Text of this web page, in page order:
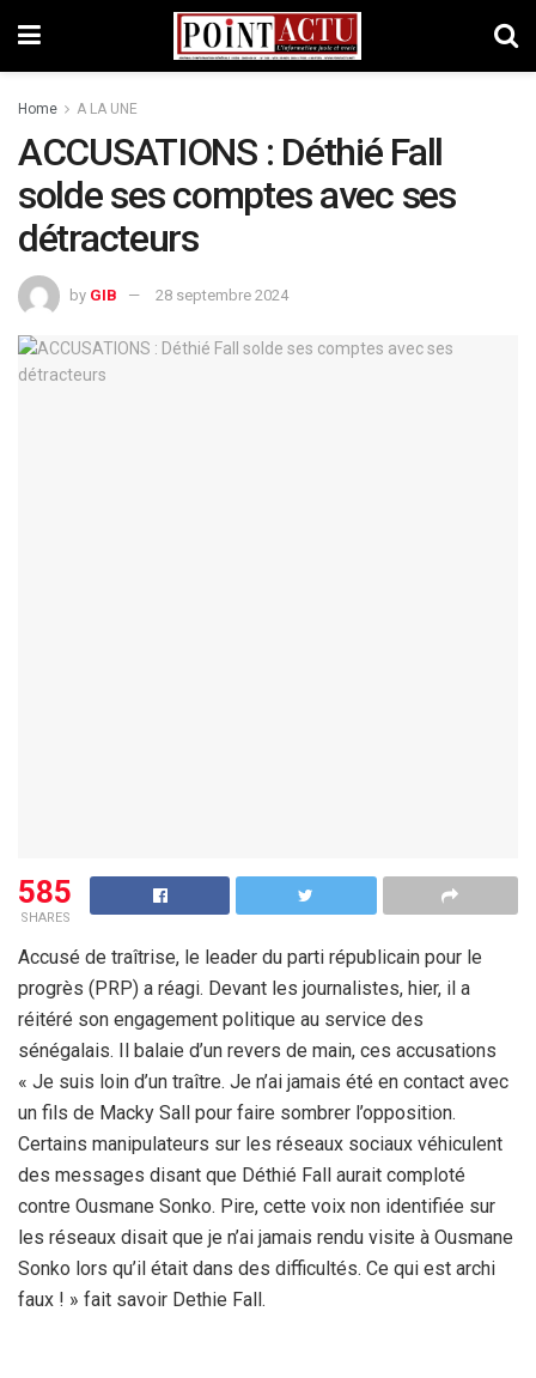
Home A LA UNE
ACCUSATIONS : Déthié Fall
solde ses comptes avec ses
détracteurs
by GIB 28 septembre 2024
585
SHARES
Accusé de traîtrise, le leader du parti républicain pour le
progrès (PRP) a réagi. Devant les journalistes, hier, il a
réitéré son engagement politique au service des
sénégalais. Il balaie d’un revers de main, ces accusations
« Je suis loin d’un traître. Je n’ai jamais été en contact avec
un fils de Macky Sall pour faire sombrer l’opposition.
Certains manipulateurs sur les réseaux sociaux véhiculent
des messages disant que Déthié Fall aurait comploté
contre Ousmane Sonko. Pire, cette voix non identifiée sur
les réseaux disait que je n’ai jamais rendu visite à Ousmane
Sonko lors qu’il était dans des difficultés. Ce qui est archi
faux ! » fait savoir Dethie Fall.